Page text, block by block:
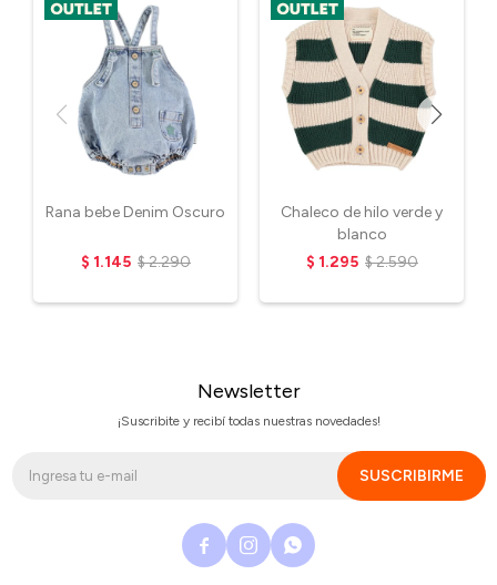
Rana bebe Denim Oscuro
$ 1.145 $2.290
Chaleco de hilo verde y
blanco
$ 1.295 $2.590
Newsletter
¡Suscribite y recibí todas nuestras novedades!
SUSCRIBIRME
  